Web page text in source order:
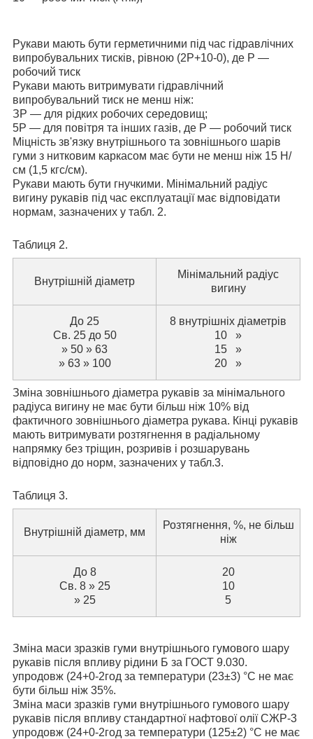
Рукави мають бути герметичними під час гідравлічних
випробувальних тисків, рівною (2Р+10-0), де Р —
робочий тиск
Рукави мають витримувати гідравлічний
випробувальний тиск не менш ніж:
ЗР — для рідких робочих середовищ;
5Р — для повітря та інших газів, де Р — робочий тиск
Міцність зв'язку внутрішнього та зовнішнього шарів
гуми з нитковим каркасом має бути не менш ніж 15 Н/
см (1,5 кгс/см).
Рукави мають бути гнучкими. Мінімальний радіус
вигину рукавів під час експлуатації має відповідати
нормам, зазначених у табл. 2.
Таблиця 2.
Внутрішній діаметр
Мінімальний радіус
вигину
До 25
Св. 25 до 50
» 50 » 63
» 63 » 100
8 внутрішніх діаметрів
10 »
15 »
20 »
Зміна зовнішнього діаметра рукавів за мінімального
радіуса вигину не має бути більш ніж 10% від
фактичного зовнішнього діаметра рукава. Кінці рукавів
мають витримувати розтягнення в радіальному
напрямку без тріщин, розривів і розшарувань
відповідно до норм, зазначених у табл.3.
Таблиця 3.
Внутрішній діаметр, мм
Розтягнення, %, не більш
ніж
До 8
Св. 8 » 25
» 25
20
10
5
Зміна маси зразків гуми внутрішнього гумового шару
рукавів після впливу рідини Б за ГОСТ 9.030.
упродовж (24+0-2год за температури (23±3) °C не має
бути більш ніж 35%.
Зміна маси зразків гуми внутрішнього гумового шару
рукавів після впливу стандартної нафтової олії СЖР-3
упродовж (24+0-2год за температури (125±2) °C не має